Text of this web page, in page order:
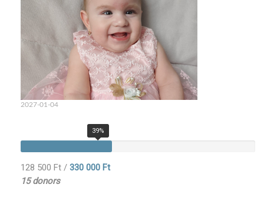
2027-01-04
39%
128 500 Ft / 330 000 Ft
15 donors